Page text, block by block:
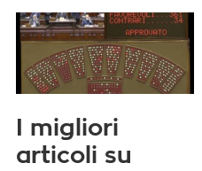
I migliori
articoli su